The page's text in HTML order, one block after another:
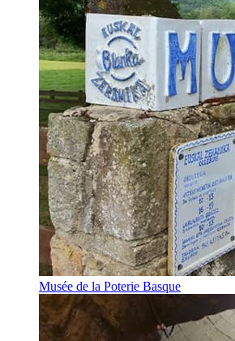
Musée de la Poterie Basque